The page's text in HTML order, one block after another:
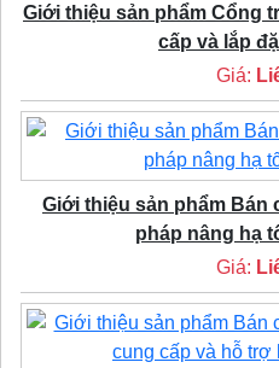
Giới thiệu sản phẩm Cổng
cấp và lắp
Giá:
Giới thiệu sản phẩm Bán
pháp nâng hạ
Giá: